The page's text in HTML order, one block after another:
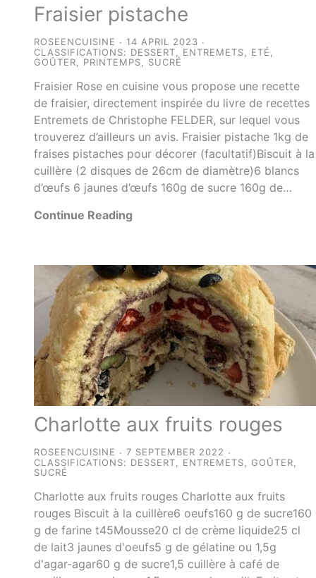
Fraisier pistache
ROSEENCUISINE
14 APRIL 2023
CLASSIFICATIONS: DESSERT ENTREMETS ETÉ
GOÛTER
PRINTEMPS SUCRÉ
Fraisier Rose en cuisine vous propose une recette
de fraisier, directement inspirée du livre de recettes
Entremets de Christophe FELDER, sur lequel vous
trouverez d’ailleurs un avis. Fraisier pistache 1kg de
fraises pistaches pour décorer (facultatif)Biscuit à la
cuillère (2 disques de 26cm de diamètre)6 blancs
d’œufs 6 jaunes d’œufs 160g de sucre 160g de…
Continue Reading
Charlotte aux fruits rouges
ROSEENCUISINE
7 SEPTEMBER 2022
CLASSIFICATIONS: DESSERT, ENTREMETS,GOÛTER,
SUCRÉ
Charlotte aux fruits rouges Charlotte aux fruits
rouges Biscuit à la cuillère6 oeufs160 g de sucre160
g de farine t45Mousse20 cl de crème liquide25 cl
de lait3 jaunes d'oeufs5 g de gélatine ou 1,5g
d'agar-agar60 g de sucre1,5 cuillère à café de